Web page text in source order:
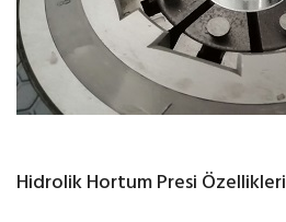
Hidrolik Hortum Presi Özellikleri